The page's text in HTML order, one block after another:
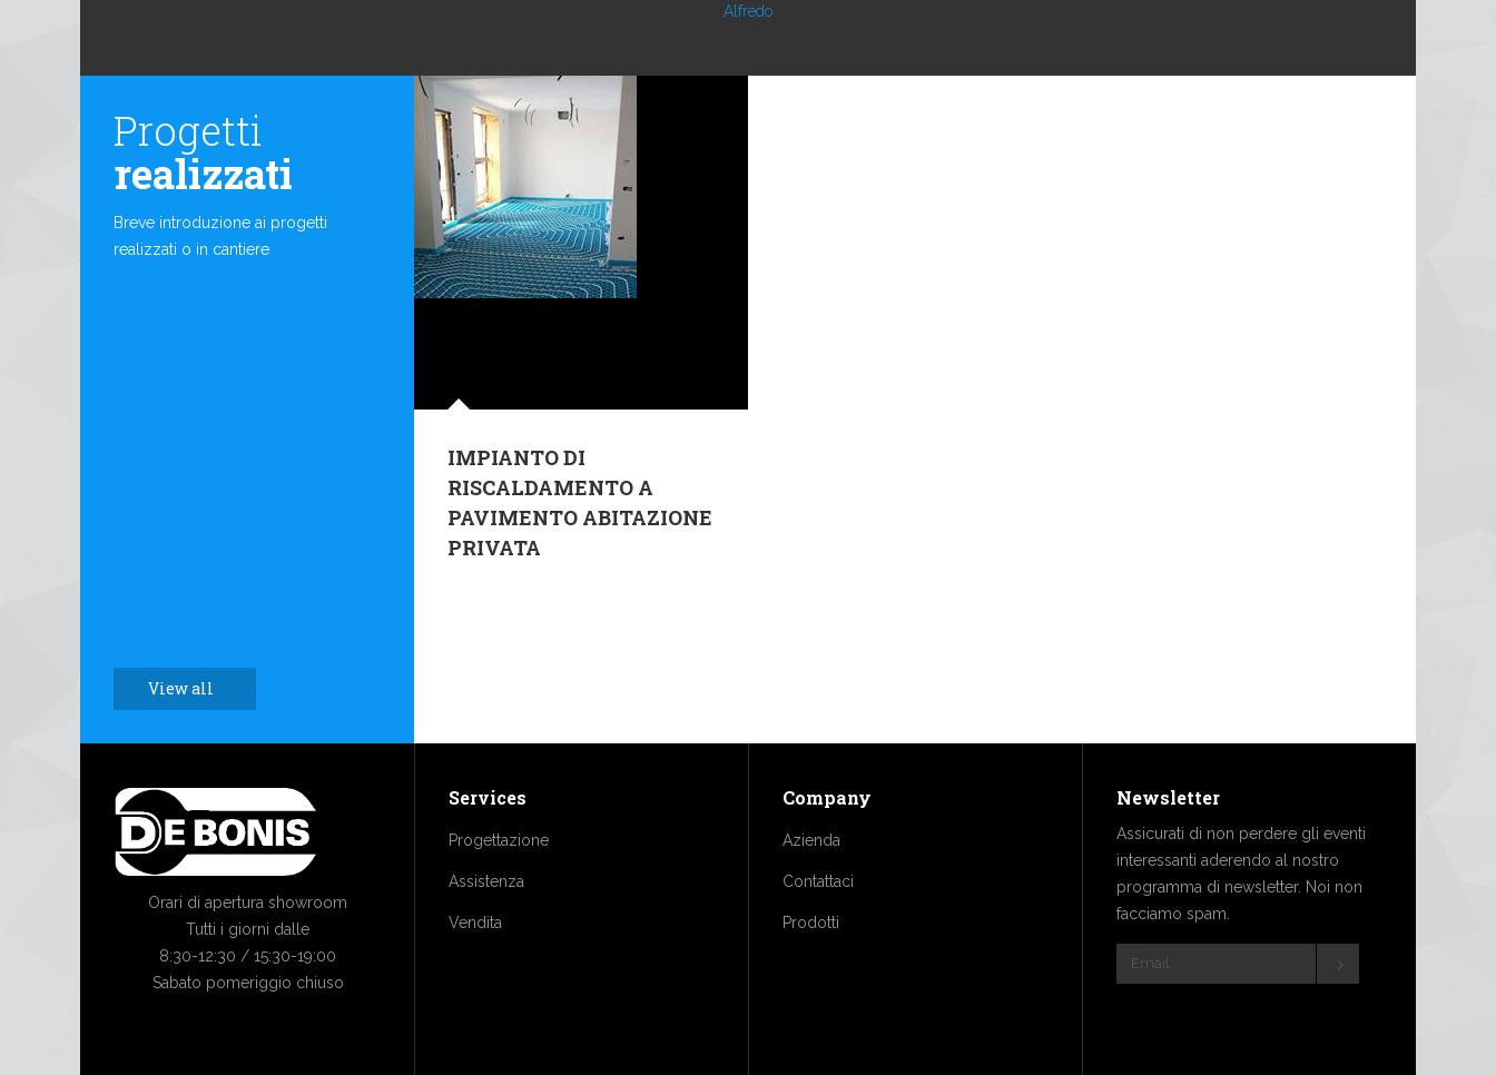
Alfredo
Progetti
realizzati
Breve introduzione ai progetti
realizzati o in cantiere
View all
IMPIANTO DI
RISCALDAMENTO A
PAVIMENTO ABITAZIONE
PRIVATA
Orari di apertura showroom
Tutti i giorni dalle
8:30-12:30 / 15:30-19:00
Sabato pomeriggio chiuso
Services
Progettazione
Assistenza
Vendita
Company
Azienda
Contattaci
Prodotti
Newsletter
Assicurati di non perdere gli eventi
interessanti aderendo al nostro
programma di newsletter. Noi non
facciamo spam.